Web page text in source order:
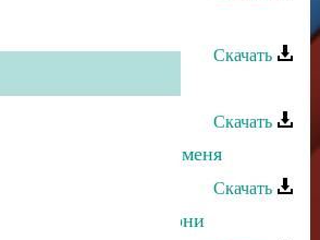
- Обними меня
Скачать
- Я колдун
Скачать
- Обними меня
Скачать
- Меня не гони